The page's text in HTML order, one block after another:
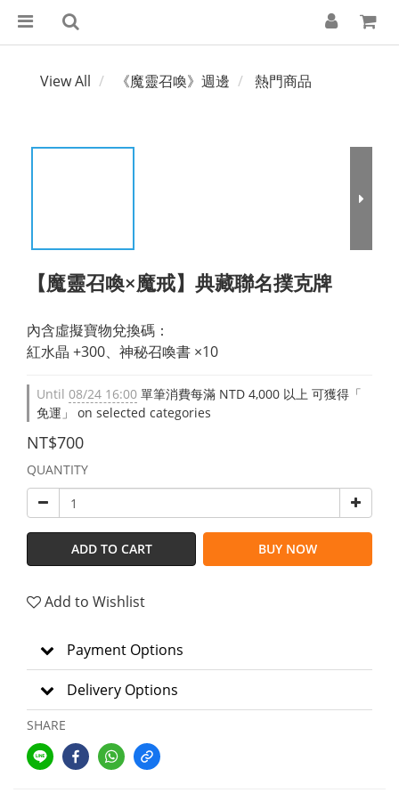
View All 《魔靈召喚》週邊 熱門商品
【魔靈召喚×魔戒】典藏聯名撲克牌
內含虛擬寶物兌換碼：
紅水晶 +300、神秘召喚書 ×10
Until 08/24 16:00 單筆消費每滿 NTD 4,000 以上 可獲得「
免運」 on selected categories
NT$700
QUANTITY
ADD TO CART BUY NOW
Add to Wishlist
Payment Options
Delivery Options
SHARE